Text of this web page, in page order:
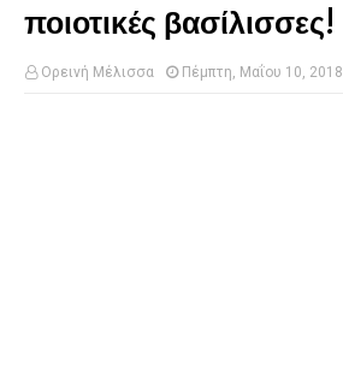
ποιοτικές βασίλισσες!
Ορεινή Μέλισσα Πέμπτη, Μαΐου 10, 2018